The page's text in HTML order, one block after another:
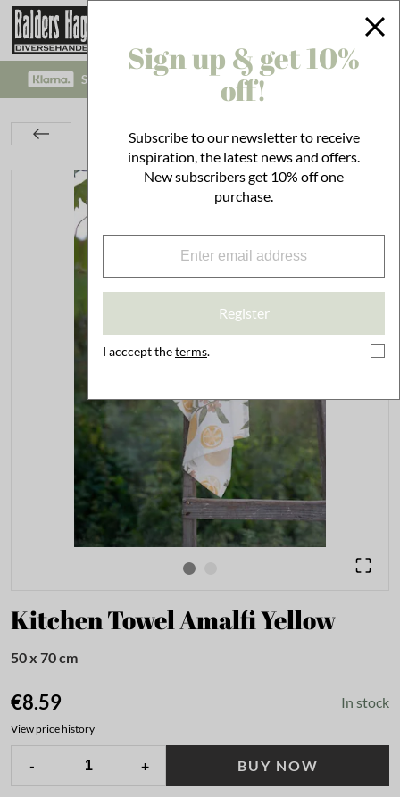
SAFE PAYMENT WITH KLARNA CHECKOUT!
Kitchen Towel Amalfi Yellow
Kitchen Towel Amalfi Yellow
50 x 70 cm
€8.59 In stock
View price history
- + BUY NOW
Sign up & get 10%
off!
Subscribe to our newsletter to receive
inspiration, the latest news and offers.
New subscribers get 10% off one
purchase.
Register
I acccept theterms.